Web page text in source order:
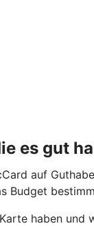
es gut
auf
Budget
haben und